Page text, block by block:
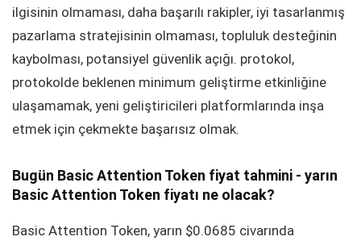
ilgisinin olmaması, daha başarılı rakipler, iyi tasarlanmış
pazarlama stratejisinin olmaması, topluluk desteğinin
kaybolması, potansiyel güvenlik açığı. protokol,
protokolde beklenen minimum geliştirme etkinliğine
ulaşamamak, yeni geliştiricileri platformlarında inşa
etmek için çekmekte başarısız olmak.
Bugün Basic Attention Token fiyat tahmini - yarın
Basic Attention Token fiyatı ne olacak?
Basic Attention Token, yarın $0.0685 civarında